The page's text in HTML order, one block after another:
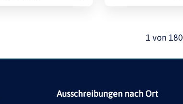
1 von 180
Ausschreibungen nach Ort